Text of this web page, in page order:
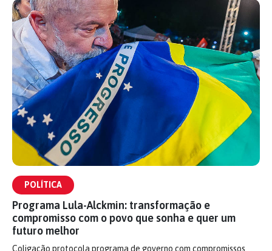
POLÍTICA
Programa Lula-Alckmin: transformação e
compromisso com o povo que sonha e quer um
futuro melhor
Coligação protocola programa de governo com compromissos